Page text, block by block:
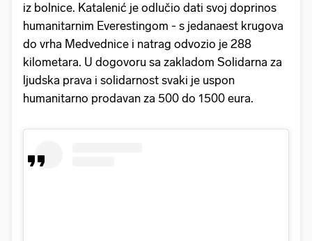
iz bolnice. Katalenić je odlučio dati svoj doprinos
humanitarnim Everestingom - s jedanaest krugova
do vrha Medvednice i natrag odvozio je 288
kilometara. U dogovoru sa zakladom Solidarna za
ljudska prava i solidarnost svaki je uspon
humanitarno prodavan za 500 do 1500 eura.